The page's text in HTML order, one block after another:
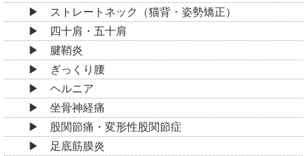
ストレートネック（猫背・姿勢矯正）
四十肩・五十肩
腱鞘炎
ぎっくり腰
ヘルニア
坐骨神経痛
股関節痛・変形性股関節症
足底筋膜炎